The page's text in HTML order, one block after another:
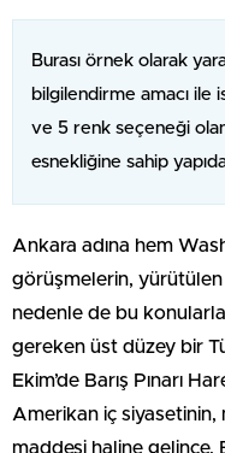
Burası örnek olarak
bilgilendirme amacı ile
ve 5 renk seçeneği olan,
esnekliğine sahip
Ankara adına hem
görüşmelerin,
nedenle de bu
gereken üst düzey bir
Ekim’de Barış Pınarı
Amerikan iç siyasetinin,
maddesi haline gelince,